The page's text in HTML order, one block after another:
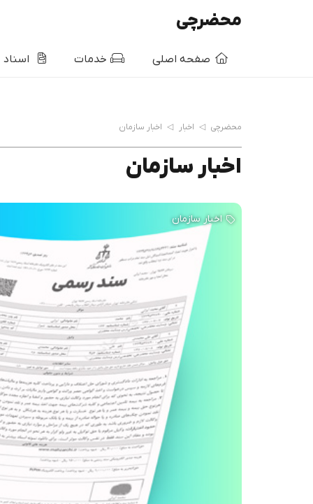
محضرچی
صفحه اصلی خدمات اسناد
محضرچی ◁ اخبار ◁ اخبار سازمان
اخبار سازمان
اخبار سازمان